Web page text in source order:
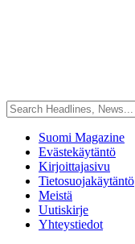
Suomi Magazine
Evästekäytäntö
Kirjoittajasivu
Tietosuojakäytäntö
Meistä
Uutiskirje
Yhteystiedot